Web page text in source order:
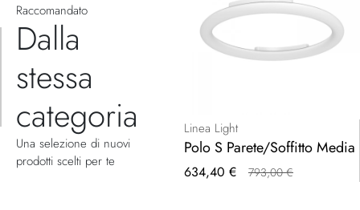
Raccomandato
Dalla
stessa
categoria
Una selezione di nuovi
prodotti scelti per te
Linea Light
Polo S Parete/Soffitto Media
Prezzo
634,40 € 793,00 €